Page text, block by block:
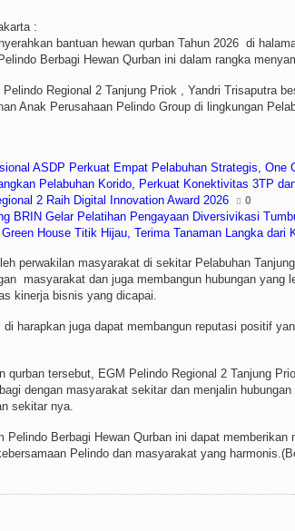
:
bantuan hewan qurban Tahun 2026 di
Berbagi Hewan Qurban ini dalam rangka
Regional 2 Tanjung Priok , Yandri Trisaputra
Anak Perusahaan Pelindo Group di lingkungan
ASDP Perkuat Empat Pelabuhan Strategis, One
Pelabuhan Korido, Perkuat Konektivitas 3TP
2 Raih Digital Innovation Award 2026 0
BRIN Gelar Pelatihan Pengayaan Diversivikasi
House Titik Hijau, Terima Tanaman Langka dari
perwakilan masyarakat di sekitar Pelabuhan
masyarakat dan juga membangun hubungan yang
kinerja bisnis yang dicapai.
di harapkan juga dapat membangun reputasi positif
qurban tersebut, EGM Pelindo Regional 2 Tanjung
dengan masyarakat sekitar dan menjalin
sekitar nya.
Pelindo Berbagi Hewan Qurban ini dapat
Pelindo dan masyarakat yang